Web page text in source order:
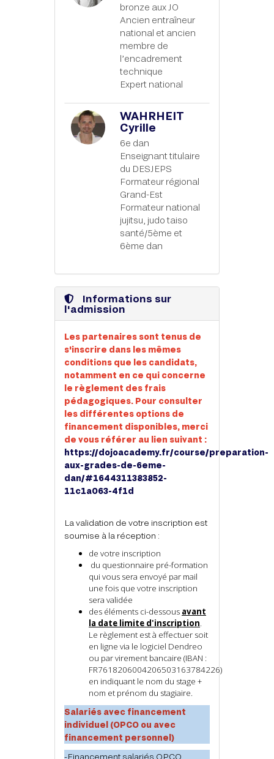
bronze aux JO
Ancien entraîneur
national et ancien
membre de
l’encadrement
technique
Expert national
WAHRHEIT
Cyrille
6e dan
Enseignant titulaire
du DESJEPS
Formateur régional
Grand-Est
Formateur national
jujitsu, judo taiso
santé/5ème et
6ème dan
Informations sur
l'admission
Les partenaires sont tenus de
s'inscrire dans les mêmes
conditions que les candidats,
notamment en ce qui concerne
le règlement des frais
pédagogiques. Pour consulter
les différentes options de
financement disponibles, merci
de vous référer au lien suivant :
https://dojoacademy.fr/course/preparation-
aux-grades-de-6eme-
dan/#1644311383852-
11c1a063-4f1d
La validation de votre inscription est
soumise à la réception :
de votre inscription
du questionnaire pré-formation
qui vous sera envoyé par mail
une fois que votre inscription
sera validée
des éléments ci-dessous avant
la date limite d'inscription.
Le règlement est à effectuer soit
en ligne via le logiciel Dendreo
ou par virement bancaire (IBAN :
FR7618206004206503163784226)
en indiquant le nom du stage +
nom et prénom du stagiaire.
Salariés avec financement
individuel (OPCO ou avec
financement personnel)
-Financement salariés OPCO